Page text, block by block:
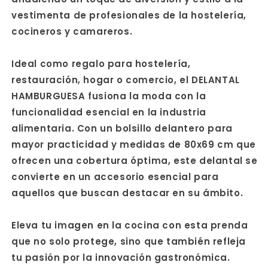
vestimenta de profesionales de la hostelería,
cocineros y camareros.
Ideal como regalo para hostelería,
restauración, hogar o comercio, el DELANTAL
HAMBURGUESA fusiona la moda con la
funcionalidad esencial en la industria
alimentaria. Con un bolsillo delantero para
mayor practicidad y medidas de 80x69 cm que
ofrecen una cobertura óptima, este delantal se
convierte en un accesorio esencial para
aquellos que buscan destacar en su ámbito.
Eleva tu imagen en la cocina con esta prenda
que no solo protege, sino que también refleja
tu pasión por la innovación gastronómica.